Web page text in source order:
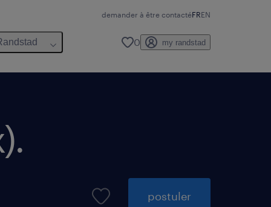
demander à être contactéFREN
0 my randstad
postuler